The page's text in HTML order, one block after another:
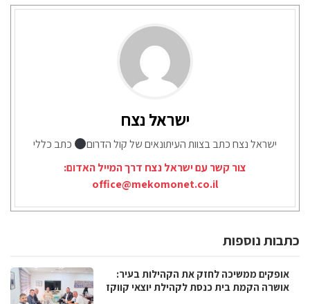
ישראל נצח
ישראל נצח כתב בצוות העיתונאים של קול הדרום
כתב כללי
צור קשר עם ישראל נצח דרך המייל האדום:
office@mekomonet.co.il
כתבות נוספות
אופקים ממשיכה לחזק את הקהילות בעיר:
אושרה הקמת בית כנסת לקהילת יוצאי קווקז